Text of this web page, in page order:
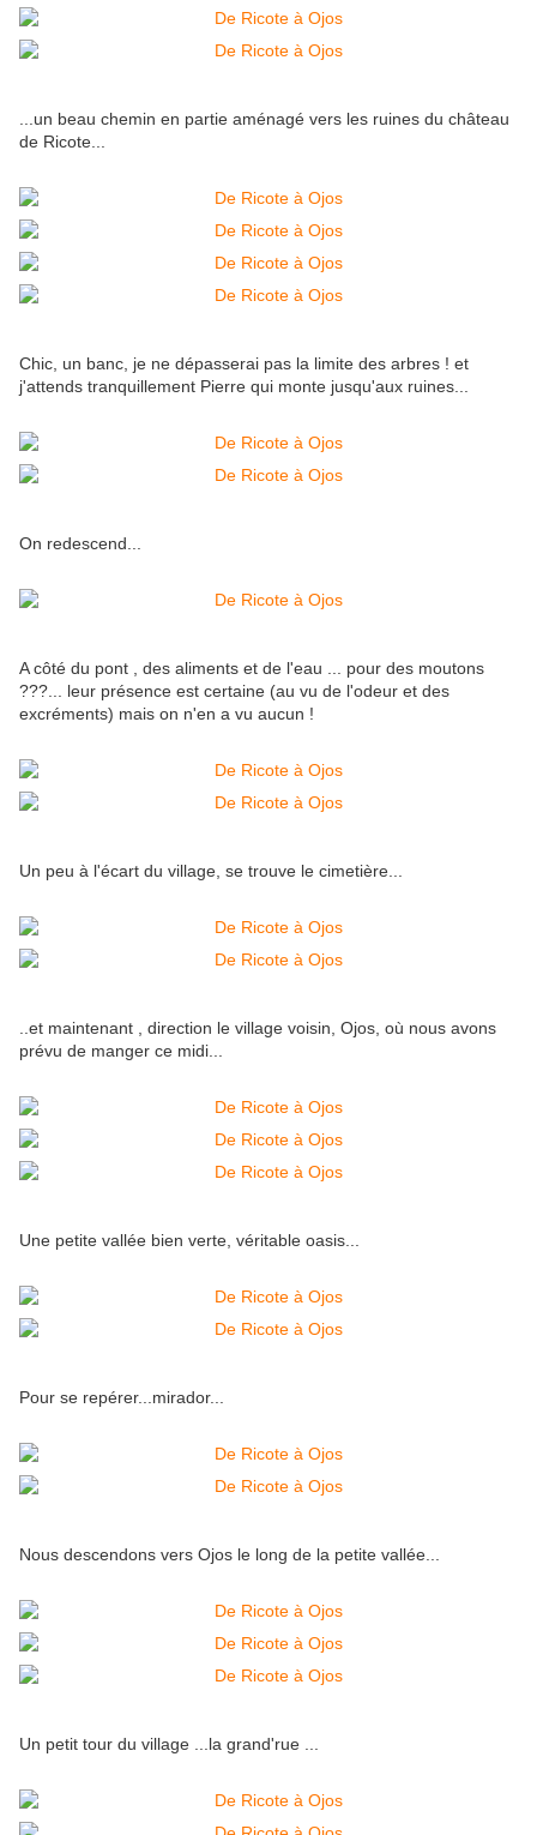
...un beau chemin en partie aménagé vers les ruines du château
de Ricote...
Chic, un banc, je ne dépasserai pas la limite des arbres ! et
j'attends tranquillement Pierre qui monte jusqu'aux ruines...
On redescend...
A côté du pont , des aliments et de l'eau ... pour des moutons
???... leur présence est certaine (au vu de l'odeur et des
excréments) mais on n'en a vu aucun !
Un peu à l'écart du village, se trouve le cimetière...
..et maintenant , direction le village voisin, Ojos, où nous avons
prévu de manger ce midi...
Une petite vallée bien verte, véritable oasis...
Pour se repérer...mirador...
Nous descendons vers Ojos le long de la petite vallée...
Un petit tour du village ...la grand'rue ...